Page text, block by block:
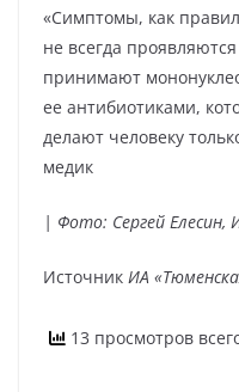
«Симптомы, как
не всегда
принимают
ее антибиотиками,
делают человеку
медик
| Фото: Сергей Елесин,
Источник ИА
13 просмотров